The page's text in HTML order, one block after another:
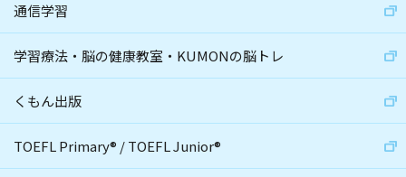
通信学習
学習療法・脳の健康教室・KUMONの脳トレ
くもん出版
TOEFL Primary® /TOEFL Junior®